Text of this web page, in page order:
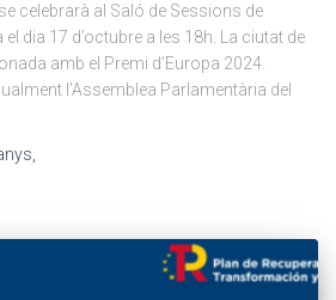
celebrarà al Saló de Sessions de
el dia 17 d’octubre a les 18h. La ciutat de
amb el Premi d’Europa 2024.
l’Assemblea Parlamentària del